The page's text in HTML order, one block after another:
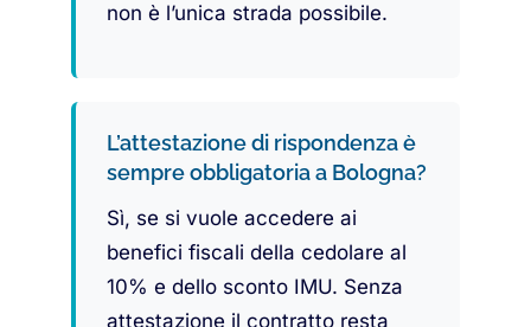
non è l’unica strada possibile.
L’attestazione di rispondenza è
sempre obbligatoria a Bologna?
Sì, se si vuole accedere ai
benefici fiscali della cedolare al
10% e dello sconto IMU. Senza
attestazione il contratto resta